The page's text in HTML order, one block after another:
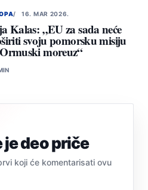
16. MAR 2026.
Kalas: „EU za sada neće
svoju pomorsku misiju
moreuz“
deo priče
koji će komentarisati ovu